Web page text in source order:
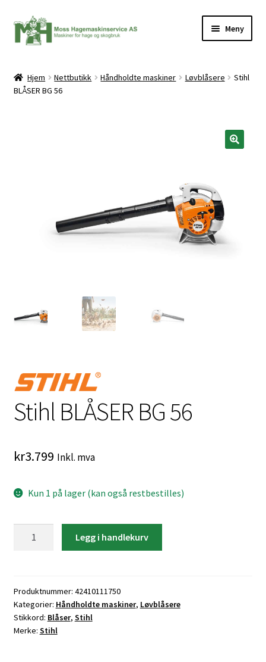
Hopp
til
Hopp
til
Meny
Hjem Nettbutikk Håndholdte maskiner Løvblåsere
Stihl
BLÅSER BG 56
Stihl BLÅSER BG 56
kr3.799 Inkl. mva
Kun 1 på lager (kan også restbestilles)
antall
Legg i handlekurv
Produktnummer: 42410111750
Kategorier: Håndholdte maskiner, Løvblåsere
Stikkord: Blåser, Stihl
Merke: Stihl